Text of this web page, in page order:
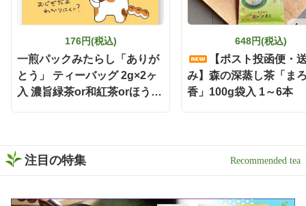
176円(税込)
一煎パックみたらし「ありが
とう」 ティーバッグ 2g×2ヶ
入 濃旨緑茶or和紅茶orほうじ
648円(税込)
【ポスト投函便・
み】森の深蒸し茶「ま
香」100g袋入 1～6本
注目の特集